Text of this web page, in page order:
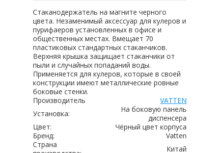
Стаканодержатель на магните черного
цвета. Незаменимый аксессуар для кулеров и
пурифаеров установленных в офисе и
общественных местах. Вмещает 70
пластиковых стандартных стаканчиков.
Верхняя крышка защищает стаканчики от
пыли и случайных попаданий воды.
Применяется для кулеров, которые в своей
конструкции имеют металлические ровные
боковые стенки.
Производитель
VATTEN
Установка:
На боковую панель
диспенсера
Цвет:
Чёрный цвет корпуса
Бренд:
Vatten
Страна
Китай